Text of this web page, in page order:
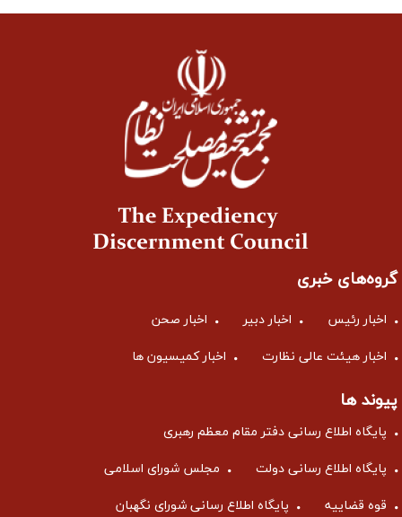
گروه‌های خبری
اخبار رئیس اخبار دبیر اخبار صحن
اخبار هیئت عالی نظارت اخبار کمیسیون ها
پیوند ها
پایگاه اطلاع رسانی دفتر مقام معظم رهبری
پایگاه اطلاع رسانی دولت مجلس شورای اسلامی
قوه قضاییه پایگاه اطلاع رسانی شورای نگهبان